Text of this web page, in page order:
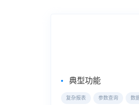
典型功能
复杂报表 参数查询 数